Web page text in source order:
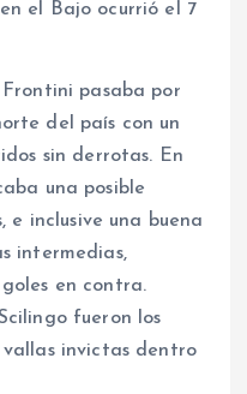
el Bajo ocurrió el 7
pasaba por
del país con un
sin derrotas. En
una posible
inclusive una buena
intermedias,
en contra.
fueron los
vallas invictas dentro